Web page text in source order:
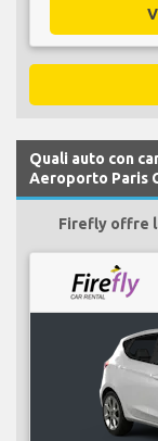
Quali auto con
Aeroporto Paris
Firefly offre